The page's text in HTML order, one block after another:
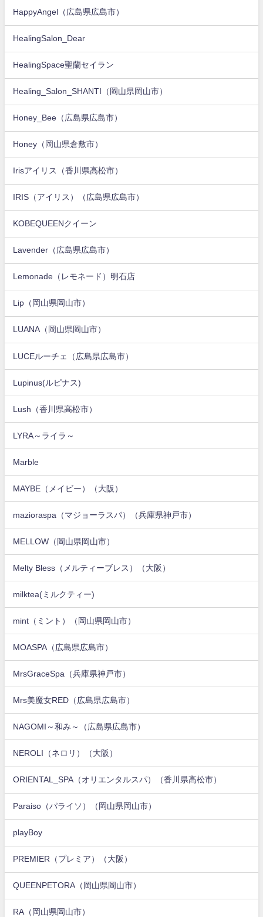
HappyAngel（広島県広島市）
HealingSalon_Dear
HealingSpace聖蘭セイラン
Healing_Salon_SHANTI（岡山県岡山市）
Honey_Bee（広島県広島市）
Honey（岡山県倉敷市）
Irisアイリス（香川県高松市）
IRIS（アイリス）（広島県広島市）
KOBEQUEENクイーン
Lavender（広島県広島市）
Lemonade（レモネード）明石店
Lip（岡山県岡山市）
LUANA（岡山県岡山市）
LUCEルーチェ（広島県広島市）
Lupinus(ルピナス)
Lush（香川県高松市）
LYRA～ライラ～
Marble
MAYBE（メイビー）（大阪）
mazioraspa（マジョーラスパ）（兵庫県神戸市）
MELLOW（岡山県岡山市）
Melty Bless（メルティーブレス）（大阪）
milktea(ミルクティー)
mint（ミント）（岡山県岡山市）
MOASPA（広島県広島市）
MrsGraceSpa（兵庫県神戸市）
Mrs美魔女RED（広島県広島市）
NAGOMI～和み～（広島県広島市）
NEROLI（ネロリ）（大阪）
ORIENTAL_SPA（オリエンタルスパ）（香川県高松市）
Paraiso（パライソ）（岡山県岡山市）
playBoy
PREMIER（プレミア）（大阪）
QUEENPETORA（岡山県岡山市）
RA（岡山県岡山市）